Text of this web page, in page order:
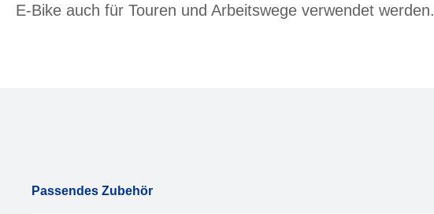
E-Bike auch für Touren und Arbeitswege verwendet werden.
Produktgalerie überspringen
Passendes Zubehör